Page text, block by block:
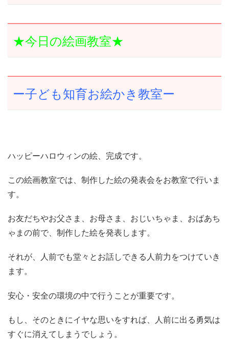
★今日の絵画教室★
ー子ども知育お絵かき教室ー
ハッピーハロウィンの絵、完成です。
この絵画教室では、制作した絵の発表会をお教室で行いま
す。
お友だちやお父さま、お母さま、おじいちゃま、おばあち
ゃまの前で、制作した絵を発表します。
それが、人前でも堂々とお話しできる人前力をつけていき
ます。
安心・安全の環境の中で行うことが重要です。
もし、そのときにイヤな思いをすれば、人前に出る勇気は
すぐに消えてしまうでしょう。